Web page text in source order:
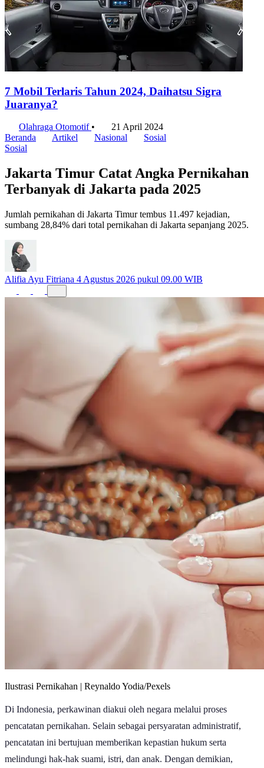
7 Mobil Terlaris Tahun 2024, Daihatsu Sigra
Juaranya?
Olahraga Otomotif •
21 April 2024
Beranda
Artikel Nasional
Sosial
Sosial
Jakarta Timur Catat Angka Pernikahan
Terbanyak di Jakarta pada 2025
Jumlah pernikahan di Jakarta Timur tembus 11.497 kejadian,
sumbang 28,84% dari total pernikahan di Jakarta sepanjang 2025.
Alifia Ayu Fitriana 4 Agustus 2026 pukul 09.00 WIB
Ilustrasi Pernikahan | Reynaldo Yodia/Pexels
Di Indonesia, perkawinan diakui oleh negara melalui proses
pencatatan pernikahan. Selain sebagai persyaratan administratif,
pencatatan ini bertujuan memberikan kepastian hukum serta
melindungi hak-hak suami, istri, dan anak. Dengan demikian,